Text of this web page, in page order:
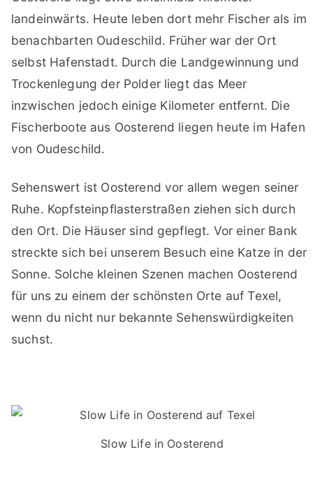
landeinwärts. Heute leben dort mehr Fischer als im
benachbarten Oudeschild. Früher war der Ort
selbst Hafenstadt. Durch die Landgewinnung und
Trockenlegung der Polder liegt das Meer
inzwischen jedoch einige Kilometer entfernt. Die
Fischerboote aus Oosterend liegen heute im Hafen
von Oudeschild.
Sehenswert ist Oosterend vor allem wegen seiner
Ruhe. Kopfsteinpflasterstraßen ziehen sich durch
den Ort. Die Häuser sind gepflegt. Vor einer Bank
streckte sich bei unserem Besuch eine Katze in der
Sonne. Solche kleinen Szenen machen Oosterend
für uns zu einem der schönsten Orte auf Texel,
wenn du nicht nur bekannte Sehenswürdigkeiten
suchst.
Slow Life in Oosterend